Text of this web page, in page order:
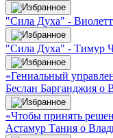
"Сила Духа" -
"Сила Духа" - Тимур
«Гениальный
Беслан Барганджия о
«Чтобы принять
Астамур Тания о